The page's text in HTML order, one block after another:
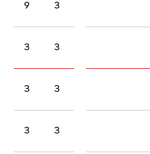
3
9
3
3
3
3
3
3